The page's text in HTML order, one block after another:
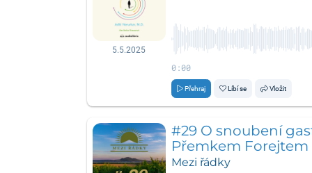
5.5.2025
0:00
Přehraj Líbí se Vložit
#29 O snoubení
Přemkem Forejtem
Mezi řádky